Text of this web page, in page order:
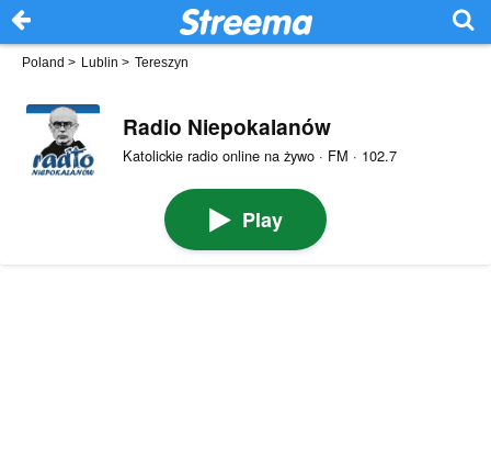
Poland > Lublin > Tereszyn
Radio Niepokalanów
Katolickie radio online na żywo · FM · 102.7
Play